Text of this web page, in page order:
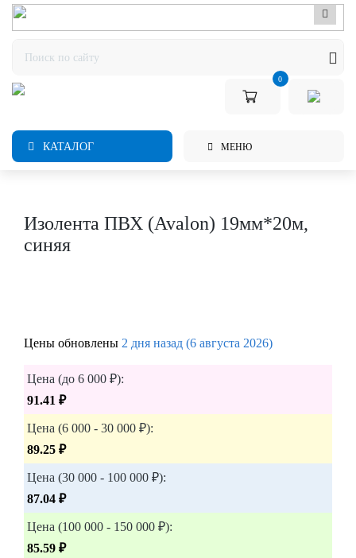
0
КАТАЛОГ МЕНЮ
Изолента ПВХ (Avalon) 19мм*20м,
синяя
Цены обновлены 2 дня назад (6 августа 2026)
Цена (до 6 000 ₽):
91.41 ₽
Цена (6 000 - 30 000 ₽):
89.25 ₽
Цена (30 000 - 100 000 ₽):
87.04 ₽
Цена (100 000 - 150 000 ₽):
85.59 ₽